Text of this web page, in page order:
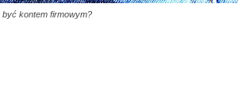
kontem firmowym?